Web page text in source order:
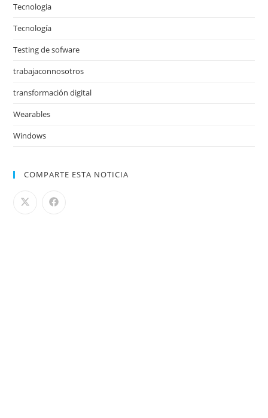
Tecnologia
Tecnología
Testing de sofware
trabajaconnosotros
transformación digital
Wearables
Windows
COMPARTE ESTA NOTICIA